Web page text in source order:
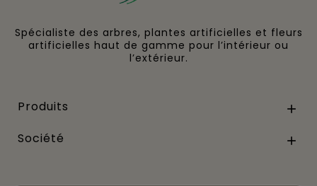
Spécialiste des arbres, plantes artificielles et fleurs
artificielles haut de gamme pour l’intérieur ou
l’extérieur.
Produits 
Société 